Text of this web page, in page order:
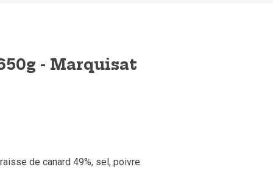
- Marquisat
de canard 49%, sel, poivre.